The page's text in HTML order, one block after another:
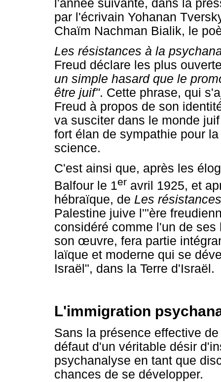
l'année suivante, dans la
par l'écrivain Yohanan
Chaïm Nachman Bialik, le
Les résistances à la
Freud déclare les plus
un simple hasard que le
être juif". Cette phrase, qui
Freud à propos de son
va susciter dans le monde
fort élan de sympathie pour
science.
C'est ainsi que, après les
Balfour le 1er avril 1925, et
hébraïque, de Les
Palestine juive l'"ère
considéré comme l'un de
son œuvre, fera partie
laïque et moderne qui se
Israël", dans la Terre d'Israël.
L'immigration
Sans la présence effective
défaut d'un véritable désir
psychanalyse en tant que
chances de se développer.